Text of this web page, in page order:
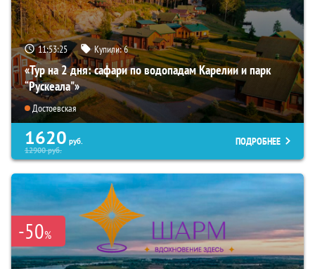
11:53:24 Купили:6
«Тур на 2 дня: сафари по водопадам Карелии и парк
“Рускеала"»
Достоевская
1620 руб.
12900руб.
ПОДРОБНЕЕ
-50%